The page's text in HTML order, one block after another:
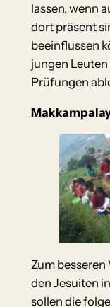
lassen, wenn
dort präsent
beeinflussen
jungen
Prüfungen
Zum
den Jesuiten
sollen die